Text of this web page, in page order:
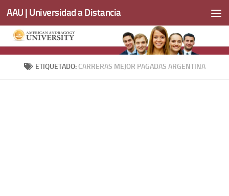
Saltar al contenido
AAU | Universidad a Distancia
ETIQUETADO: CARRERAS MEJOR PAGADAS ARGENTINA